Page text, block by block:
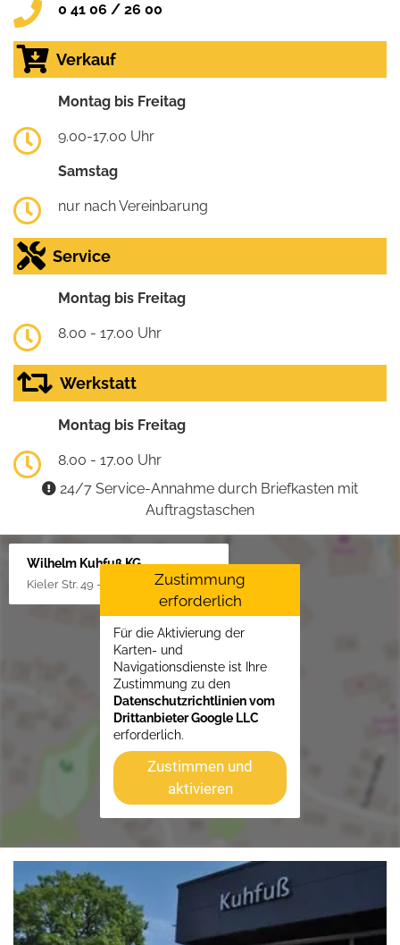
0 41 06 / 26 00
Verkauf
Montag bis Freitag
9.00-17.00 Uhr
Samstag
nur nach Vereinbarung
Service
Montag bis Freitag
8.00 - 17.00 Uhr
Werkstatt
Montag bis Freitag
8.00 - 17.00 Uhr
24/7 Service-Annahme durch Briefkasten mit
Auftragstaschen
Wilhelm Kuhfuß KG
Kieler Str. 49 - 51, 25451 Quickborn
Zustimmung
erforderlich
Für die Aktivierung der
Karten- und
Navigationsdienste ist Ihre
Zustimmung zu den
Datenschutzrichtlinien vom
Drittanbieter Google LLC
erforderlich.
Zustimmen und
aktivieren